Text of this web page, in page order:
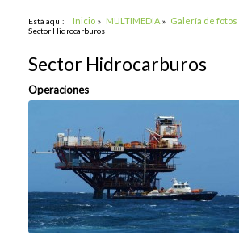
Está aquí: Inicio » MULTIMEDIA » Galería de fotos
Sector Hidrocarburos
Sector Hidrocarburos
Operaciones